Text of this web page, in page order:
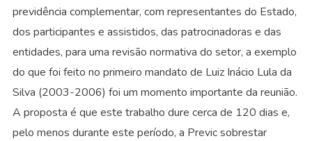
previdência complementar, com representantes do Estado,
dos participantes e assistidos, das patrocinadoras e das
entidades, para uma revisão normativa do setor, a exemplo
do que foi feito no primeiro mandato de Luiz Inácio Lula da
Silva (2003-2006) foi um momento importante da reunião.
A proposta é que este trabalho dure cerca de 120 dias e,
pelo menos durante este período, a Previc sobrestar